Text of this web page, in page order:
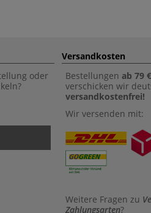
oder
Versandkosten
Bestellungen ab 79 €
verschicken wir
versandkostenfrei!
Wir versenden mit:
Weitere Fragen zu
Zahlungsarten?